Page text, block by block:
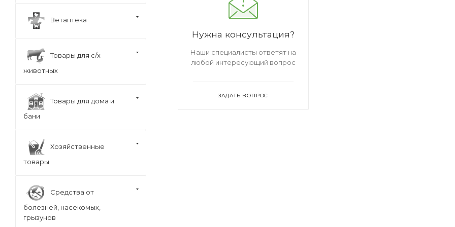
Нужна консультация?
Наши специалисты ответят на
любой интересующий вопрос
ЗАДАТЬ ВОПРОС
Ветаптека
Товары для с/х
животных
Товары для дома и
бани
Хозяйственные
товары
Средства от
болезней, насекомых,
грызунов